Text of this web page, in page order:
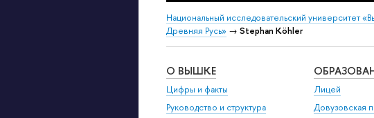
Национальный исследовательский университет
Древняя Русь» → Stephan Köhler
О ВЫШКЕ
Цифры и факты
Руководство и структура
Лицей
Довузовская